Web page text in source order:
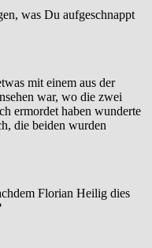
was Du aufgeschnappt
mit einem aus der
war, wo die zwei
ermordet haben wunderte
die beiden wurden
Florian Heilig dies